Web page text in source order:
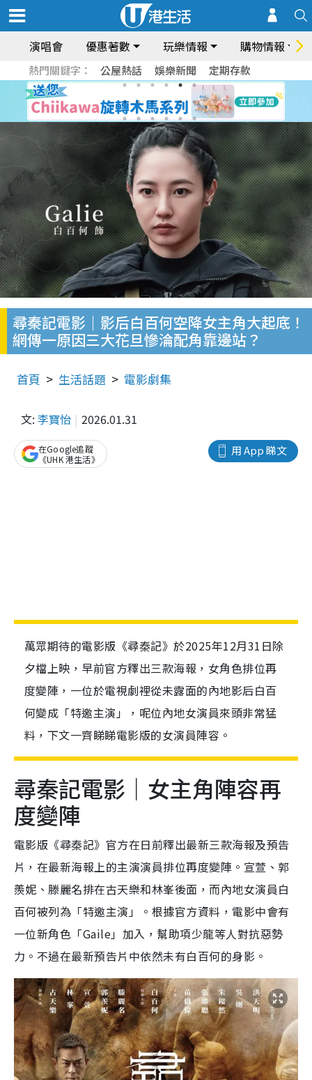
演唱會 優惠著數 玩樂情報 購物情報
熱門關鍵字： 公屋熱話 娛樂新聞 定期存款
尋秦記電影｜影后白百何空降女主角大起底！
網傳一原因三大花旦慘淪配角靠邊站？
首頁 生活話題 電影劇集
文: 李寶怡 2026.01.31
用 App 睇文
在Google追蹤
《UHK 港生活》
萬眾期待的電影版《尋秦記》於2025年12月31日除
夕檔上映，早前官方釋出三款海報，女角色排位再
度變陣，一位於電視劇裡從未露面的內地影后白百
何變成「特邀主演」，呢位內地女演員來頭非常猛
料，下文一齊睇睇電影版的女演員陣容。
尋秦記電影｜女主角陣容再
度變陣
電影版《尋秦記》官方在日前釋出最新三款海報及預告
片，在最新海報上的主演演員排位再度變陣。宣萱、郭
羨妮、滕麗名排在古天樂和林峯後面，而內地女演員白
百何被列為「特邀主演」。根據官方資料，電影中會有
一位新角色「Gaile」加入，幫助項少龍等人對抗惡勢
力。不過在最新預告片中依然未有白百何的身影。